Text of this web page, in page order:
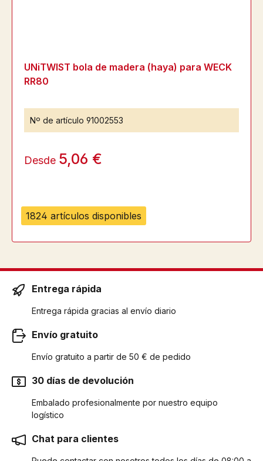
1824 artículos disponibles
UNiTWIST bola de madera (haya) para WECK
RR80
Nº de artículo 91002553
Desde 5,06 €
Entrega rápida
Entrega rápida gracias al envío diario
Envío gratuito
Envío gratuito a partir de 50 € de pedido
30 días de devolución
Embalado profesionalmente por nuestro equipo
logístico
Chat para clientes